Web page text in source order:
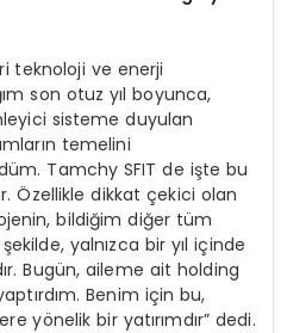
teknoloji ve enerji
son otuz yıl boyunca,
sisteme duyulan
temelini
Tamchy SFIT de işte bu
Özellikle dikkat çekici olan
bildiğim diğer tüm
yalnızca bir yıl içinde
Bugün, aileme ait holding
Benim için bu,
yönelik bir yatırımdır” dedi.